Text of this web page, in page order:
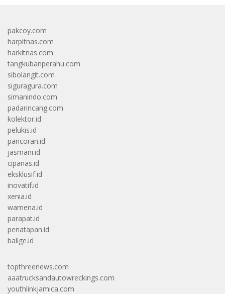
pakcoy.com
harpitnas.com
harkitnas.com
tangkubanperahu.com
sibolangit.com
siguragura.com
simanindo.com
padarincang.com
kolektor.id
pelukis.id
pancoran.id
jasmani.id
cipanas.id
eksklusif.id
inovatif.id
xenia.id
wamena.id
parapat.id
penatapan.id
balige.id
topthreenews.com
aaatrucksandautowreckings.com
youthlinkjamica.com